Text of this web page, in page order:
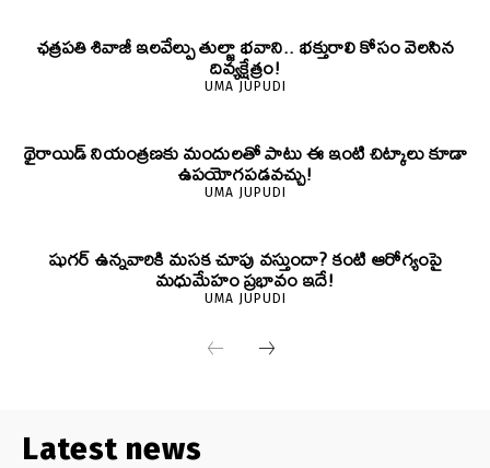
ఛత్రపతి శివాజీ ఇలవేల్పు తుల్జా భవాని.. భక్తురాలి కోసం వెలసిన
దివ్యక్షేత్రం!
UMA JUPUDI
థైరాయిడ్ నియంత్రణకు మందులతో పాటు ఈ ఇంటి చిట్కాలు కూడా
ఉపయోగపడవచ్చు!
UMA JUPUDI
షుగర్ ఉన్నవారికి మసక చూపు వస్తుందా? కంటి ఆరోగ్యంపై
మధుమేహం ప్రభావం ఇదే!
UMA JUPUDI
Latest news